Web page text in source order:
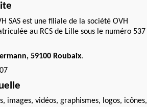
SAS est une filiale de la société OVH
au RCS de Lille sous le numéro 537
59100 Roubaix.
images, vidéos, graphismes, logos, icônes,